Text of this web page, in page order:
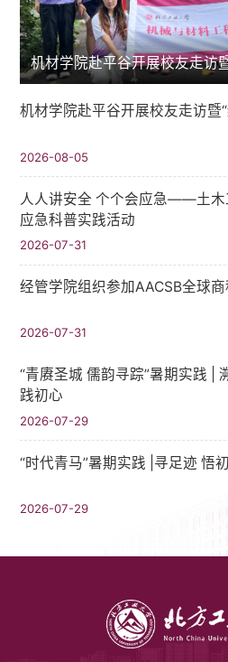
机材学院赴平谷开展校友走访
机材学院赴平谷开展校友走访暨
2026-08-05
人人讲安全 个个会应急——土木
应急科普实践活动
2026-07-31
经管学院组织参加AACSB全球
2026-07-31
“青赓圣城 儒韵寻踪”暑期实践​ |
践初心
2026-07-29
“时代青马”暑期实践 |寻足迹 悟
2026-07-29